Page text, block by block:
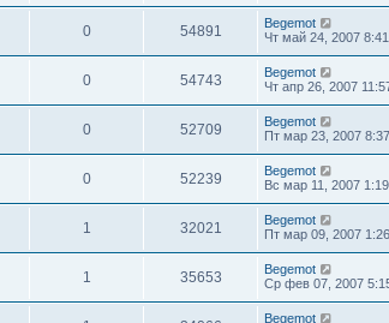
0 54891
Begemot
Чт май 24, 2007
0 54743
Begemot
Чт апр 26, 2007
0 52709
Begemot
Пт мар 23, 2007
0 52239
Begemot
Вс мар 11, 2007
1 32021
Begemot
Пт мар 09, 2007
1 35653
Begemot
Ср фев 07, 2007
Begemot